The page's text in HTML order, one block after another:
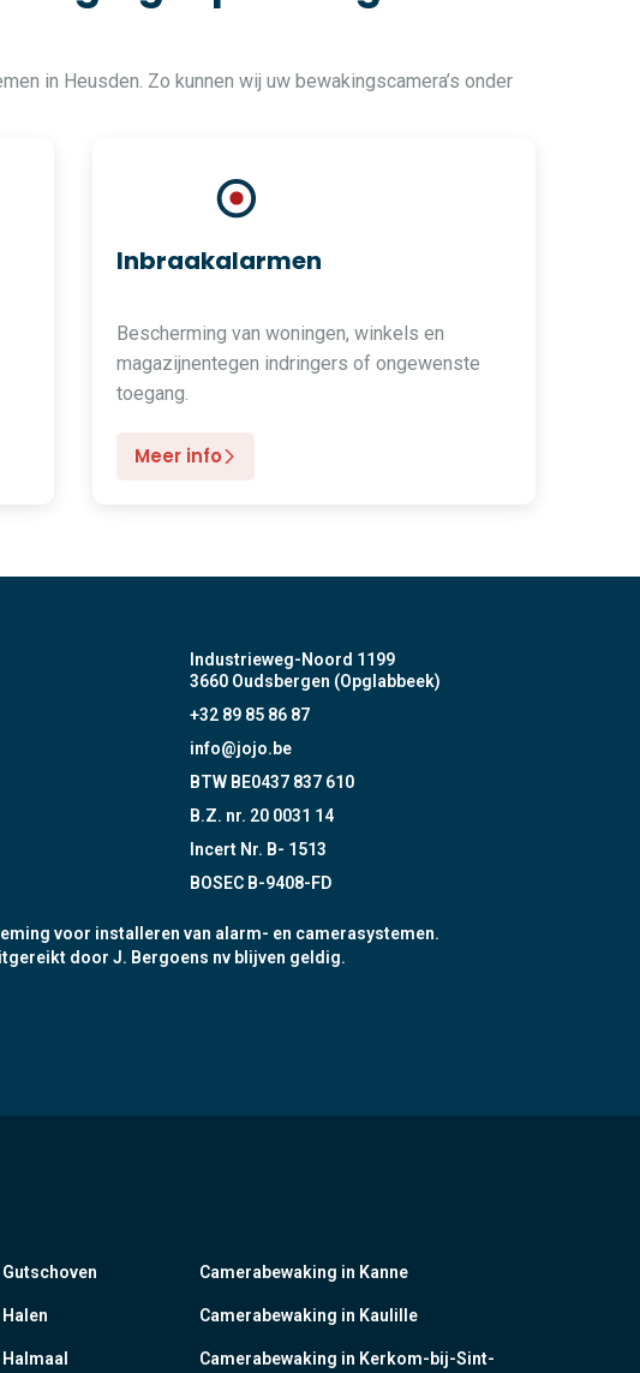
in Heusden. Zo kunnen wij uw bewakingscamera’s onder
Inbraakalarmen
Bescherming van woningen, winkels en
magazijnentegen indringers of ongewenste
toegang.
Meer info
Industrieweg-Noord 1199
3660 Oudsbergen (Opglabbeek)
+32 89 85 86 87
info@jojo.be
BTW BE0437 837 610
B.Z. nr. 20 0031 14
Incert Nr. B- 1513
BOSEC B-9408-FD
voor installeren van alarm- en camerasystemen.
door J. Bergoens nv blijven geldig.
Camerabewaking in Kanne
Camerabewaking in Kaulille
Camerabewaking in Kerkom-bij-Sint-